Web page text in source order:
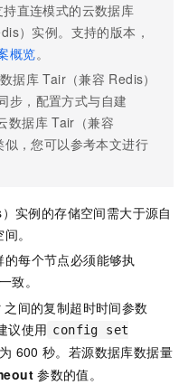
持直连模式的云数据库
） 实例。支持的版本，
概览。
据库 Tair（兼容 Redis）
步，配置方式与自建
数据库 Tair（兼容
似，您可以参考本文进行
实例的存储空间需大于源自
。
每个节点必须能够执
致。
之间的复制超时时间参数
议使用 config set
600 秒。若源数据库数据量
参数的值。